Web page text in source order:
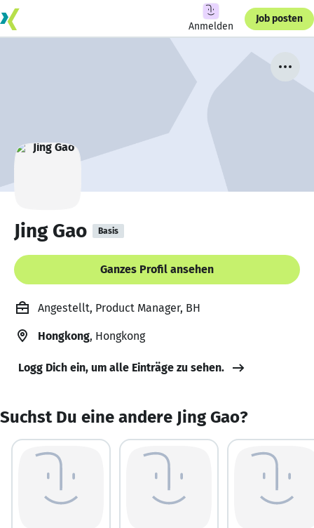
Anmelden
Job posten
Jing Gao Basis
Ganzes Profil ansehen
Angestellt, Product Manager, BH
Hongkong, Hongkong
Logg Dich ein, um alle Einträge zu sehen.
Suchst Du eine andere Jing Gao?